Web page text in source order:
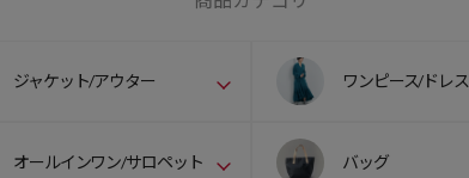
ジャケット/アウター ワンピース/ドレス
オールインワン/サロペット バッグ